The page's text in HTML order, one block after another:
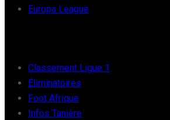
Europa League
Classement Ligue 1
Éliminatoires
Foot Afrique
Infos Tanière